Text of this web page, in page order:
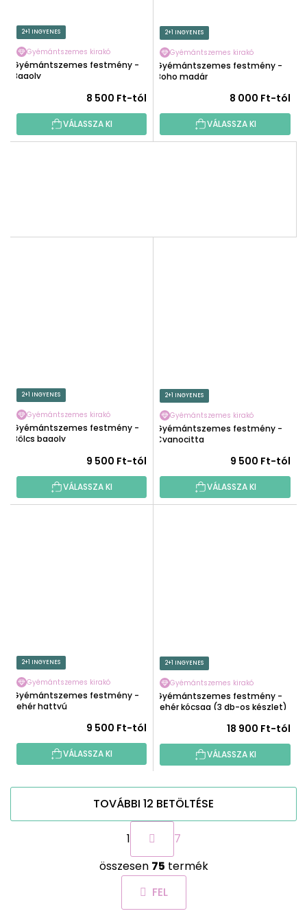
2+1 INGYENES
Gyémántszemes kirakó
Gyémántszemes festmény -
Bagoly
8 500 Ft-tól
VÁLASSZA KI
2+1 INGYENES
Gyémántszemes kirakó
Gyémántszemes festmény -
Boho madár
8 000 Ft-tól
VÁLASSZA KI
2+1 INGYENES
Gyémántszemes kirakó
Gyémántszemes festmény -
Bölcs bagoly
9 500 Ft-tól
VÁLASSZA KI
2+1 INGYENES
Gyémántszemes kirakó
Gyémántszemes festmény -
Cyanocitta
9 500 Ft-tól
VÁLASSZA KI
2+1 INGYENES
Gyémántszemes kirakó
Gyémántszemes festmény -
Fehér hattyú
9 500 Ft-tól
VÁLASSZA KI
2+1 INGYENES
Gyémántszemes kirakó
Gyémántszemes festmény -
Fehér kócsag (3 db-os készlet)
18 900 Ft-tól
VÁLASSZA KI
L
i
s
t
a
TOVÁBBI 12 BETÖLTÉSE
L
a
p
o
z
á
s
1
7
összesen 75 termék
FEL